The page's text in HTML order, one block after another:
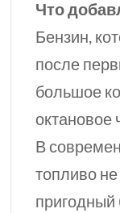
Что
Бензин,
после
большое
октановое
В
топливо